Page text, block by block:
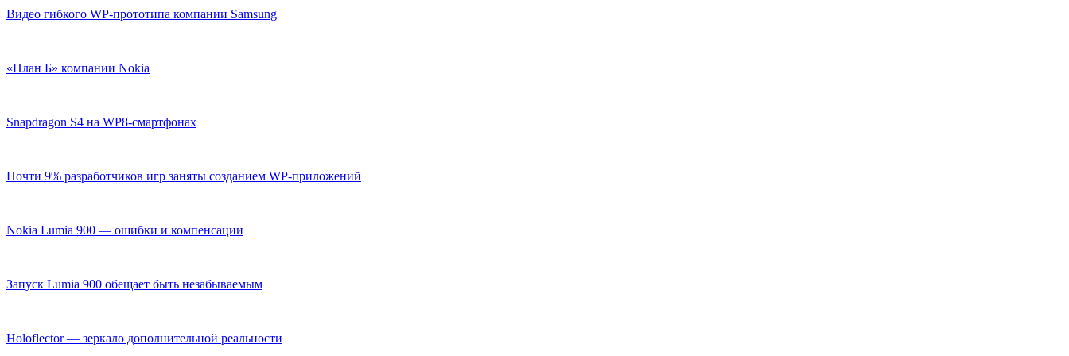
Видео гибкого WP-прототипа компании Samsung
«План Б» компании Nokia
Snapdragon S4 на WP8-смартфонах
Почти 9% разработчиков игр заняты созданием WP-приложений
Nokia Lumia 900 — ошибки и компенсации
Запуск Lumia 900 обещает быть незабываемым
Holoflector — зеркало дополнительной реальности